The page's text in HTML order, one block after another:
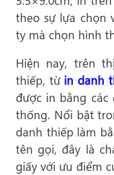
theo sự lựa chọn
ty mà chọn hình
Hiện nay, trên
thiếp, từ in danh
được in bằng các
thống. Nổi bật
danh thiếp làm
tên gọi, đây là
giấy với ưu điểm